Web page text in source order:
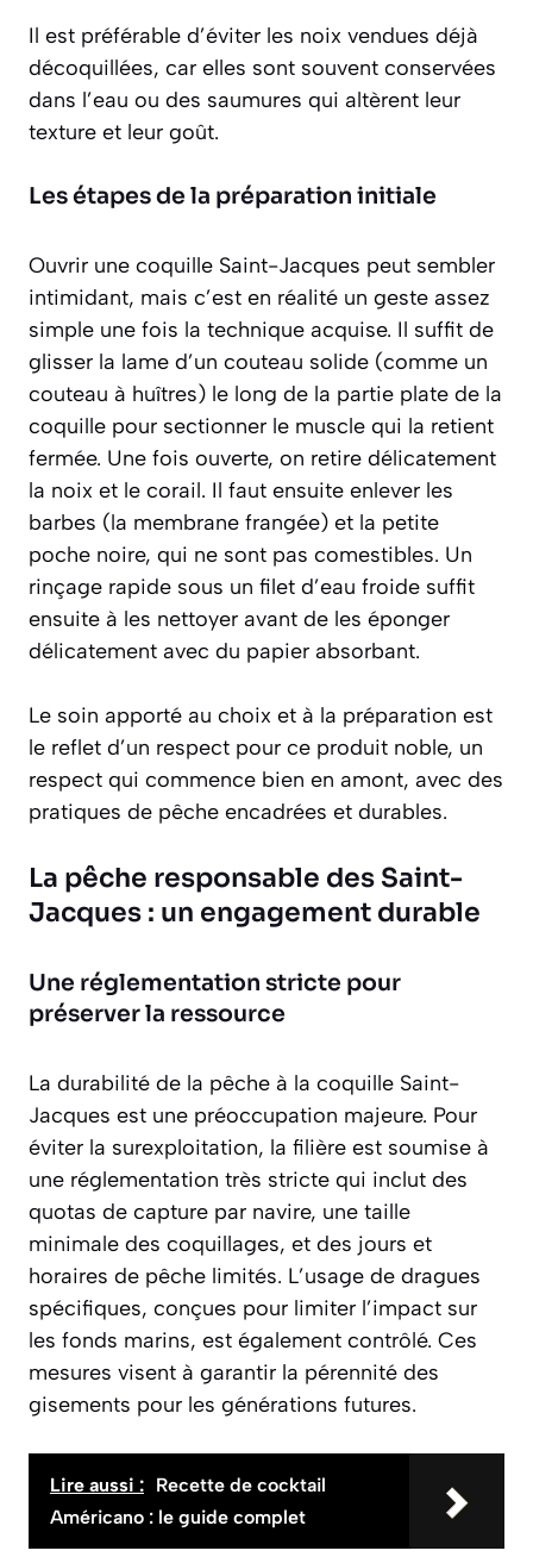
Il est préférable d’éviter les noix vendues déjà
décoquillées, car elles sont souvent conservées
dans l’eau ou des saumures qui altèrent leur
texture et leur goût.
Les étapes de la préparation initiale
Ouvrir une coquille Saint-Jacques peut sembler
intimidant, mais c’est en réalité un geste assez
simple une fois la technique acquise. Il suffit de
glisser la lame d’un couteau solide (comme un
couteau à huîtres) le long de la partie plate de la
coquille pour sectionner le muscle qui la retient
fermée. Une fois ouverte, on retire délicatement
la noix et le corail. Il faut ensuite enlever les
barbes (la membrane frangée) et la petite
poche noire, qui ne sont pas comestibles. Un
rinçage rapide sous un filet d’eau froide suffit
ensuite à les nettoyer avant de les éponger
délicatement avec du papier absorbant.
Le soin apporté au choix et à la préparation est
le reflet d’un respect pour ce produit noble, un
respect qui commence bien en amont, avec des
pratiques de pêche encadrées et durables.
La pêche responsable des Saint-
Jacques : un engagement durable
Une réglementation stricte pour
préserver la ressource
La durabilité de la pêche à la coquille Saint-
Jacques est une préoccupation majeure. Pour
éviter la surexploitation, la filière est soumise à
une réglementation très stricte qui inclut des
quotas de capture par navire, une taille
minimale des coquillages, et des jours et
horaires de pêche limités. L’usage de dragues
spécifiques, conçues pour limiter l’impact sur
les fonds marins, est également contrôlé. Ces
mesures visent à garantir la pérennité des
gisements pour les générations futures.
Lire aussi : Recette de cocktail
Américano : le guide complet